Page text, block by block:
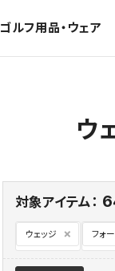
ゴルフ用品・ウェア
ウ
対象アイテム：
ウェッジ フォ